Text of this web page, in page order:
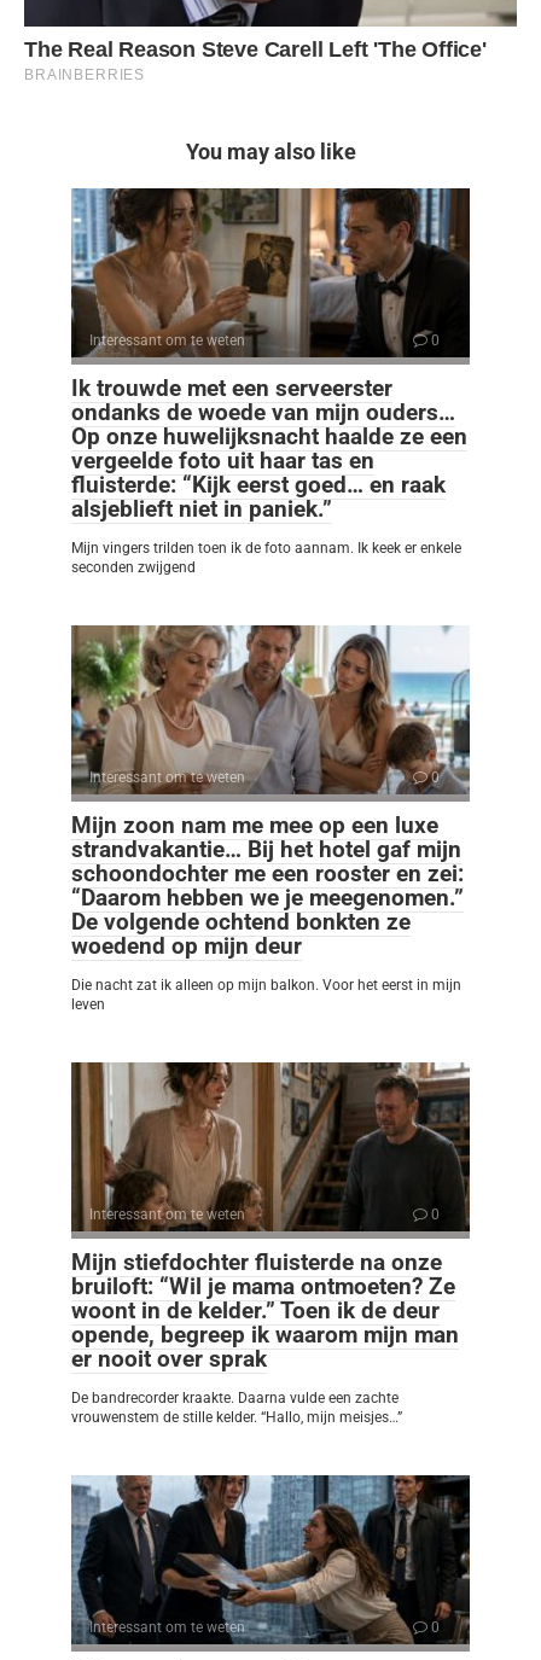
You may also like
Interessant om te weten 0
Ik trouwde met een serveerster
ondanks de woede van mijn ouders…
Op onze huwelijksnacht haalde ze een
vergeelde foto uit haar tas en
fluisterde: “Kijk eerst goed… en raak
alsjeblieft niet in paniek.”
Mijn vingers trilden toen ik de foto aannam. Ik keek er enkele
seconden zwijgend
Interessant om te weten 0
Mijn zoon nam me mee op een luxe
strandvakantie… Bij het hotel gaf mijn
schoondochter me een rooster en zei:
“Daarom hebben we je meegenomen.”
De volgende ochtend bonkten ze
woedend op mijn deur
Die nacht zat ik alleen op mijn balkon. Voor het eerst in mijn
leven
Interessant om te weten 0
Mijn stiefdochter fluisterde na onze
bruiloft: “Wil je mama ontmoeten? Ze
woont in de kelder.” Toen ik de deur
opende, begreep ik waarom mijn man
er nooit over sprak
De bandrecorder kraakte. Daarna vulde een zachte
vrouwenstem de stille kelder. “Hallo, mijn meisjes…”
Interessant om te weten 0